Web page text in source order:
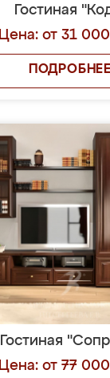
Гостиная
Цена: от 31
ПОДРОБНЕЕ
Гостиная
Цена: от 77